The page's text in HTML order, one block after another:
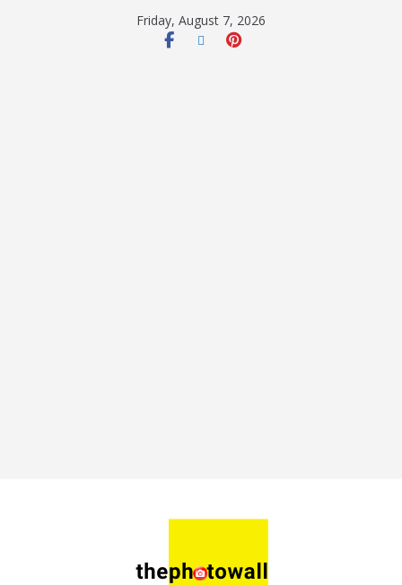
Friday, August 7, 2026